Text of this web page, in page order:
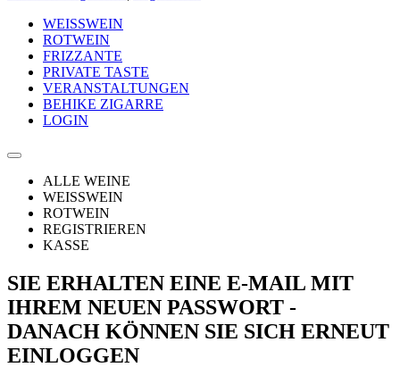
WEISSWEIN
ROTWEIN
FRIZZANTE
PRIVATE TASTE
VERANSTALTUNGEN
BEHIKE ZIGARRE
LOGIN
ALLE WEINE
WEISSWEIN
ROTWEIN
REGISTRIEREN
KASSE
SIE ERHALTEN EINE E-MAIL MIT
IHREM NEUEN PASSWORT -
DANACH KÖNNEN SIE SICH ERNEUT
EINLOGGEN